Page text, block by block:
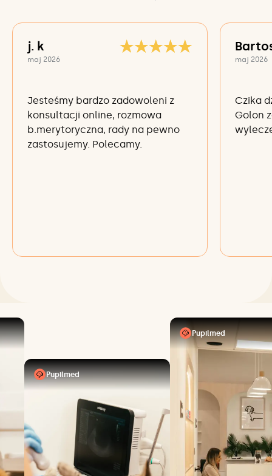
j. k
maj 2026
Jesteśmy bardzo zadowoleni z
konsultacji online, rozmowa
b.merytoryczna, rady na pewno
zastosujemy. Polecamy.
maj 2026
Czika
Golon
Pupilmed
Pupilmed